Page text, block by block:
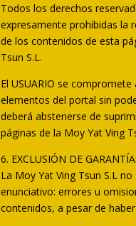
Todos los derechos
expresamente prohibidas la
de los contenidos de esta
Tsun S.L.
El USUARIO se
elementos del portal sin
deberá abstenerse de
páginas de la Moy Yat Ving
6. EXCLUSIÓN DE
La Moy Yat Ving Tsun S.L
enunciativo: errores u
contenidos, a pesar de